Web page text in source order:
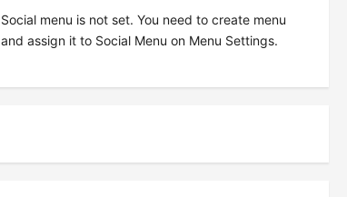
Social menu is not set. You need to create menu
and assign it to Social Menu on Menu Settings.